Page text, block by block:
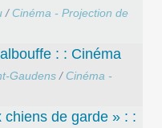
/ Cinéma - Projection de
: : Cinéma
Gaudens / Cinéma -
de garde » : :